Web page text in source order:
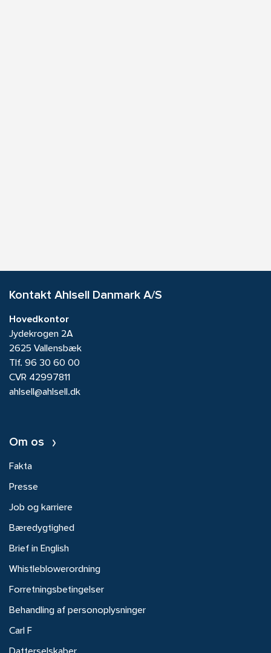
Kontakt Ahlsell Danmark A/S
Hovedkontor
Jydekrogen 2A
2625 Vallensbæk
Tlf. 96 30 60 00
CVR 42997811
ahlsell@ahlsell.dk
Om os
Fakta
Presse
Job og karriere
Bæredygtighed
Brief in English
Whistleblowerordning
Forretningsbetingelser
Behandling af personoplysninger
Carl F